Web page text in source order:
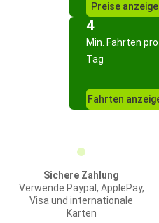
Preise
4
Min. Fahrten pro
Tag
Fahrten
Sichere Zahlung
Verwende Paypal, ApplePay,
Visa und internationale
Karten